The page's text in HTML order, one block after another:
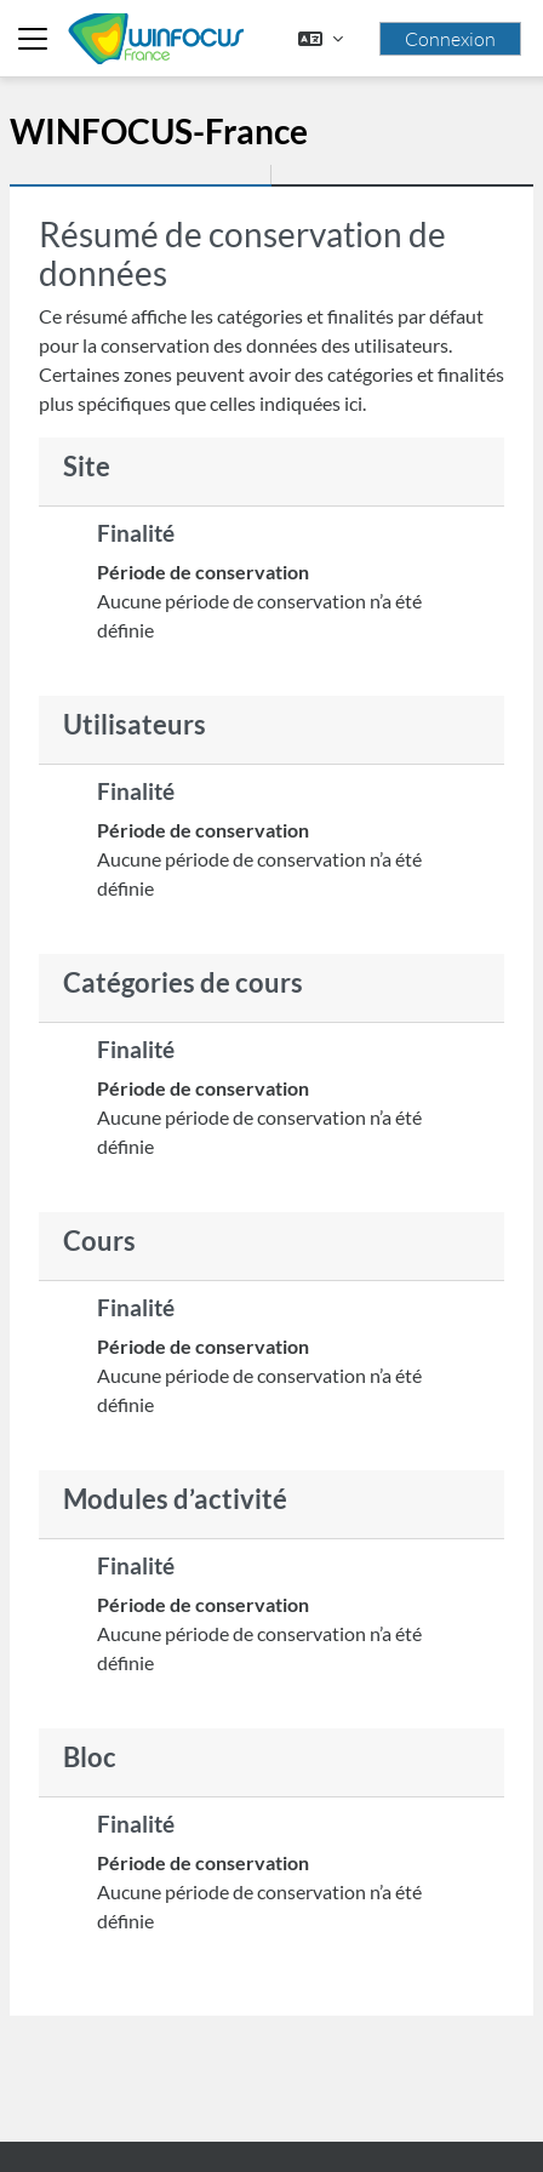
Passer au contenu principal
Panneau latéral
Connexion
WINFOCUS-France
Résumé de conservation de
données
Ce résumé affiche les catégories et finalités par défaut
pour la conservation des données des utilisateurs.
Certaines zones peuvent avoir des catégories et finalités
plus spécifiques que celles indiquées ici.
Site
Finalité
Période de conservation
Aucune période de conservation n’a été
définie
Utilisateurs
Finalité
Période de conservation
Aucune période de conservation n’a été
définie
Catégories de cours
Finalité
Période de conservation
Aucune période de conservation n’a été
définie
Cours
Finalité
Période de conservation
Aucune période de conservation n’a été
définie
Modules d’activité
Finalité
Période de conservation
Aucune période de conservation n’a été
définie
Bloc
Finalité
Période de conservation
Aucune période de conservation n’a été
définie